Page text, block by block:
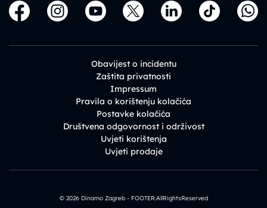
Obavijest o incidentu
Zaštita privatnosti
Impressum
Pravila o korištenju kolačića
Postavke kolačića
Društvena odgovornost i održivost
Uvjeti korištenja
Uvjeti prodaje
© 2026 Dinamo Zagreb - FOOTER.AllRightsReserved